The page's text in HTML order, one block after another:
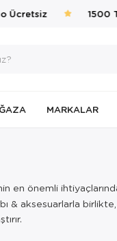
Ücretsiz 1500
MARKALAR
en önemli
& aksesuarlarla